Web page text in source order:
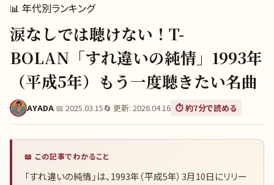
📊 年代別ランキング
涙なしでは聴けない！T-
BOLAN「すれ違いの純情」1993年
（平成5年）もう一度聴きたい名曲
AYADA|📅 2025.03.15🔄 更新: 2026.04.16 ⏱️ 約7分で読める
📖 この記事でわかること
「すれ違いの純情」は、1993年（平成5年）3月10日にリリー